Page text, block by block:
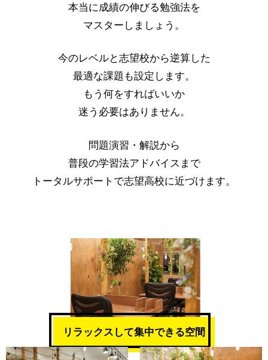
本当に成績の伸びる勉強法を
マスターしましょう。
今のレベルと志望校から逆算した
最適な課題も設定します。
もう何をすればいいか
迷う必要はありません。
問題演習・解説から
普段の学習法アドバイスまで
トータルサポートで志望高校に近づけます。
リラックスして集中できる空間